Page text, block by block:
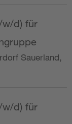
w/d) für
Sauerland,
w/d) für